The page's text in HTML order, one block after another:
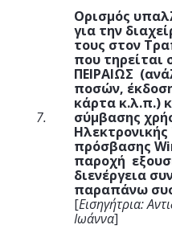
7.
Ορισμός
για την
τους στον
που τηρείται
ΠΕΙΡΑΙΩΣ
ποσών,
κάρτα κ.λ.π.)
σύμβασης
πρόσβασης
παροχή
διενέργεια
παραπάνω
[Εισηγήτρια:
Ιωάννα]